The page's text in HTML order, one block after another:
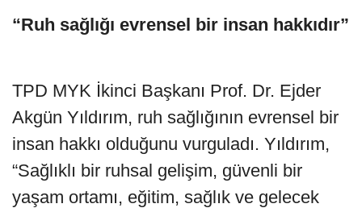
“Ruh sağlığı evrensel bir insan hakkıdır”
TPD MYK İkinci Başkanı Prof. Dr. Ejder
Akgün Yıldırım, ruh sağlığının evrensel bir
insan hakkı olduğunu vurguladı. Yıldırım,
“Sağlıklı bir ruhsal gelişim, güvenli bir
yaşam ortamı, eğitim, sağlık ve gelecek